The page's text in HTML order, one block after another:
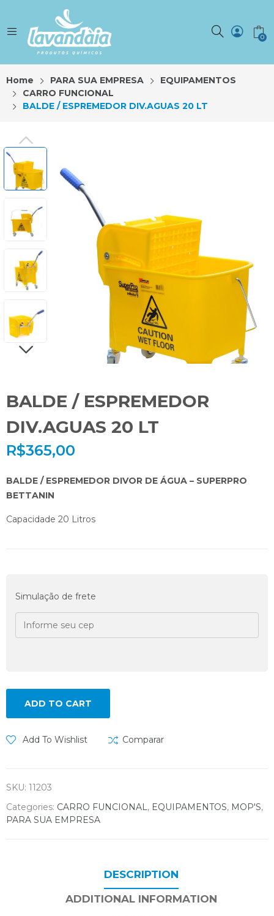
0
Home PARA SUA EMPRESA
EQUIPAMENTOS
CARRO FUNCIONAL
BALDE / ESPREMEDOR DIV.AGUAS 20 LT
PREVIOUS
BALDE / ESPREMEDOR
DIV.AGUAS 20 LT
R$365,00
BALDE / ESPREMEDOR DIVOR DE ÁGUA – SUPERPRO
BETTANIN
Capacidade 20 Litros
Simulação de frete
ADD TO CART
Add To Wishlist Comparar
SKU: 11203
Categories: CARRO FUNCIONAL, EQUIPAMENTOS, MOP'S,
PARA SUA EMPRESA
DESCRIPTION
ADDITIONAL INFORMATION